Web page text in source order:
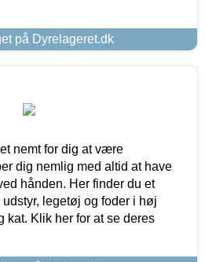
på Dyrelageret.dk
nemt for dig at være
dig nemlig med altid at have
hånden. Her finder du et
legetøj og foder i høj
kat. Klik her for at se deres